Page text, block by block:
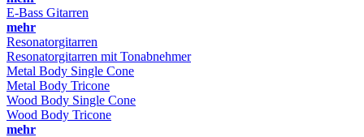
E-Bass Gitarren
mehr
Resonatorgitarren
Resonatorgitarren mit Tonabnehmer
Metal Body Single Cone
Metal Body Tricone
Wood Body Single Cone
Wood Body Tricone
mehr